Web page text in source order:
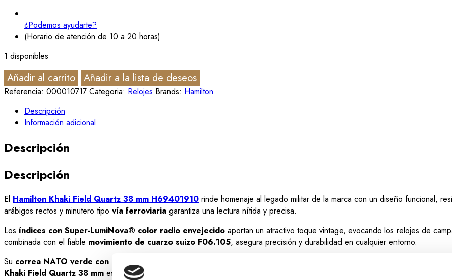
¿Podemos ayudarte?
(Horario de atención de 10 a 20 horas)
1 disponibles
Añadir al carrito Añadir a la lista de deseos
Referencia: 000010717 Categoria: Relojes Brands: Hamilton
Descripción
Información adicional
Descripción
Descripción
El Hamilton Khaki Field Quartz 38 mm H69401910 rinde homenaje al legado militar de la marca con un diseño funcional,
arábigos rectos y minutero tipo vía ferroviaria garantiza una lectura nítida y precisa.
Los índices con Super-LumiNova® color radio envejecido aportan un atractivo toque vintage, evocando los relojes de
combinada con el fiable movimiento de cuarzo suizo F06.105, asegura precisión y durabilidad en cualquier entorno.
Su correa NATO verde con pasadores de piel marrón
Khaki Field Quartz 38 mm es el reloj ideal para quienes buscan estilo militar, funcionalidad y fiabilidad suiza.